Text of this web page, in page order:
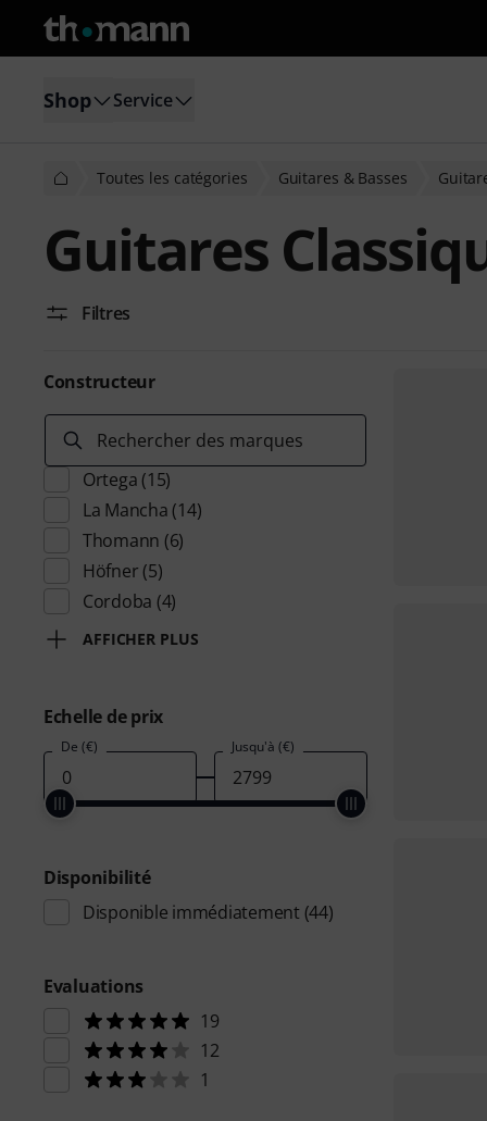
Shop Service
Toutes les catégories Guitares & Basses
Guitares
Filtres
Constructeur
Rechercher des marques
Ortega (15)
La Mancha (14)
Thomann (6)
Höfner (5)
Cordoba (4)
AFFICHER PLUS
Echelle de prix
De (€) Jusqu'à (€)
Disponibilité
Disponible immédiatement (44)
Evaluations
19
12
1